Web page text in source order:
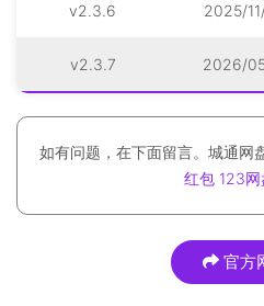
v2.3.6 2025/
v2.3.7 2026/
如有问题，在下面留言。城通网
红包 123
官方